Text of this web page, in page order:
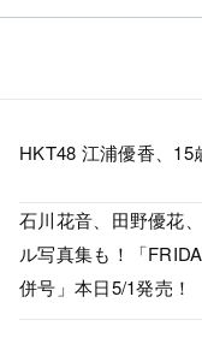
HKT48 江浦優香、15
石川花音、田野優花
ル写真集も！「
併号」本日5/1発売！